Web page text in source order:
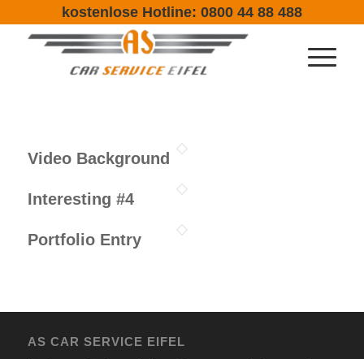
kostenlose Hotline: 0800 44 88 488
Video Background
Interesting #4
Portfolio Entry
AS CAR SERVICE EIFEL